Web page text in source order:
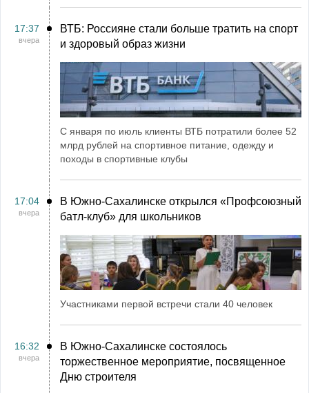
17:37
вчера
ВТБ: Россияне стали больше тратить на спорт
и здоровый образ жизни
С января по июль клиенты ВТБ потратили более 52
млрд рублей на спортивное питание, одежду и
походы в спортивные клубы
17:04
вчера
В Южно-Сахалинске открылся «Профсоюзный
батл-клуб» для школьников
Участниками первой встречи стали 40 человек
16:32
вчера
В Южно-Сахалинске состоялось
торжественное мероприятие, посвященное
Дню строителя